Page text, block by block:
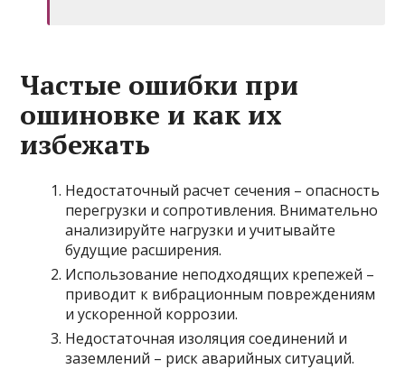
Частые ошибки при
ошиновке и как их
избежать
Недостаточный расчет сечения – опасность
перегрузки и сопротивления. Внимательно
анализируйте нагрузки и учитывайте
будущие расширения.
Использование неподходящих крепежей –
приводит к вибрационным повреждениям
и ускоренной коррозии.
Недостаточная изоляция соединений и
заземлений – риск аварийных ситуаций.